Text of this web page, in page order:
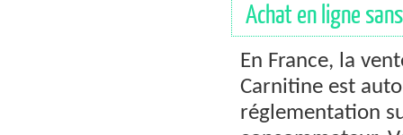
Achat en ligne
En France, la
Carnitine est
réglementation